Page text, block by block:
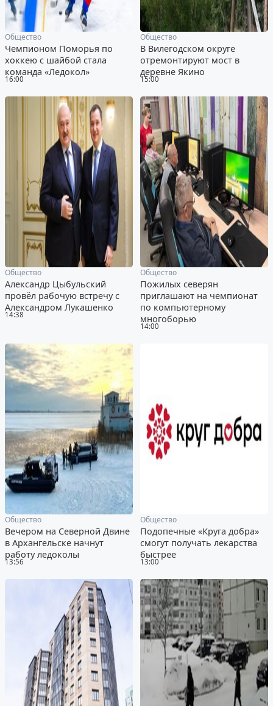
16:00
Общество
Чемпионом Поморья по
хоккею с шайбой стала
команда «Ледокол»
15:00
Общество
В Вилегодском округе
отремонтируют мост в
деревне Якино
14:38
Общество
Александр Цыбульский
провёл рабочую встречу с
Александром Лукашенко
14:00
Общество
Пожилых северян
приглашают на чемпионат
по компьютерному
многоборью
13:56
Общество
Вечером на Северной Двине
в Архангельске начнут
работу ледоколы
13:00
Общество
Подопечные «Круга добра»
смогут получать лекарства
быстрее